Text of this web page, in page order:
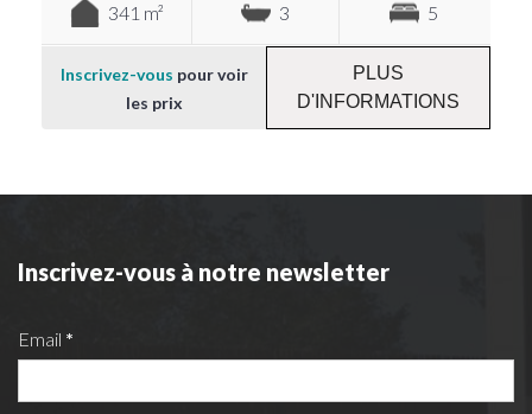
341 m² 3 5
Inscrivez-vous pour voir
les prix
PLUS
D'INFORMATIONS
Inscrivez-vous à notre newsletter
Email *